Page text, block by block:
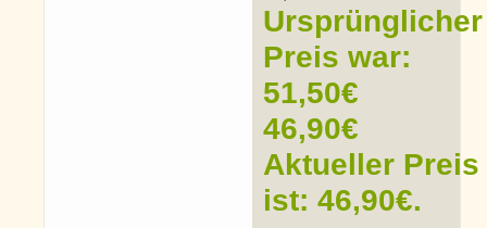
Ursprünglicher
Preis war:
51,50€
46,90€
Aktueller Preis
ist: 46,90€.